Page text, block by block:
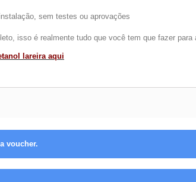
sem testes ou aprovações
isso é realmente tudo que você tem que fazer para
lareira aqui
voucher.